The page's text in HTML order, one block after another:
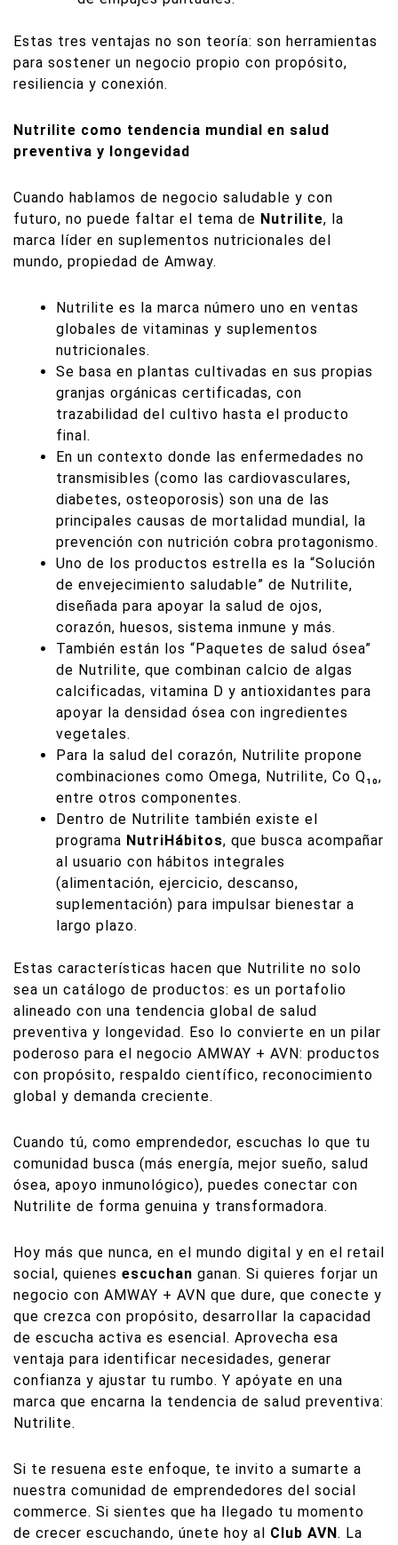
Estas tres ventajas no son teoría: son herramientas
para sostener un negocio propio con propósito,
resiliencia y conexión.
Nutrilite como tendencia mundial en salud
preventiva y longevidad
Cuando hablamos de negocio saludable y con
futuro, no puede faltar el tema de Nutrilite, la
marca líder en suplementos nutricionales del
mundo, propiedad de Amway.
Nutrilite es la marca número uno en ventas
globales de vitaminas y suplementos
nutricionales.
Se basa en plantas cultivadas en sus propias
granjas orgánicas certificadas, con
trazabilidad del cultivo hasta el producto
final.
En un contexto donde las enfermedades no
transmisibles (como las cardiovasculares,
diabetes, osteoporosis) son una de las
principales causas de mortalidad mundial, la
prevención con nutrición cobra protagonismo.
Uno de los productos estrella es la “Solución
de envejecimiento saludable” de Nutrilite,
diseñada para apoyar la salud de ojos,
corazón, huesos, sistema inmune y más.
También están los “Paquetes de salud ósea”
de Nutrilite, que combinan calcio de algas
calcificadas, vitamina D y antioxidantes para
apoyar la densidad ósea con ingredientes
vegetales.
Para la salud del corazón, Nutrilite propone
combinaciones como Omega, Nutrilite, Co Q₁₀,
entre otros componentes.
Dentro de Nutrilite también existe el
programa NutriHábitos, que busca acompañar
al usuario con hábitos integrales
(alimentación, ejercicio, descanso,
suplementación) para impulsar bienestar a
largo plazo.
Estas características hacen que Nutrilite no solo
sea un catálogo de productos: es un portafolio
alineado con una tendencia global de salud
preventiva y longevidad. Eso lo convierte en un pilar
poderoso para el negocio AMWAY + AVN: productos
con propósito, respaldo científico, reconocimiento
global y demanda creciente.
Cuando tú, como emprendedor, escuchas lo que tu
comunidad busca (más energía, mejor sueño, salud
ósea, apoyo inmunológico), puedes conectar con
Nutrilite de forma genuina y transformadora.
Hoy más que nunca, en el mundo digital y en el retail
social, quienes escuchan ganan. Si quieres forjar un
negocio con AMWAY + AVN que dure, que conecte y
que crezca con propósito, desarrollar la capacidad
de escucha activa es esencial. Aprovecha esa
ventaja para identificar necesidades, generar
confianza y ajustar tu rumbo. Y apóyate en una
marca que encarna la tendencia de salud preventiva:
Nutrilite.
Si te resuena este enfoque, te invito a sumarte a
nuestra comunidad de emprendedores del social
commerce. Si sientes que ha llegado tu momento
de crecer escuchando, únete hoy al Club AVN . La